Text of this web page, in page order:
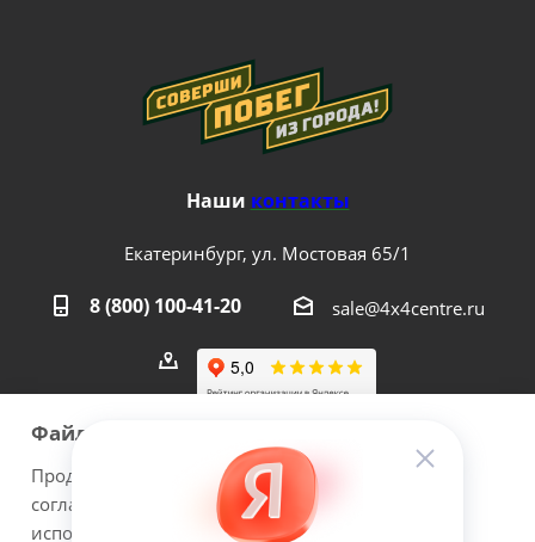
Наши контакты
Екатеринбург, ул. Мостовая 65/1
8 (800) 100-41-20 sale@4x4centre.ru
2026 © 4х4Centre - интернет-магазин внедорожного
Файлы cookie
Продолжая использовать наш сайт Вы даете
согласие на обработку файлов cookie и
использовании сервисов веб-аналитики